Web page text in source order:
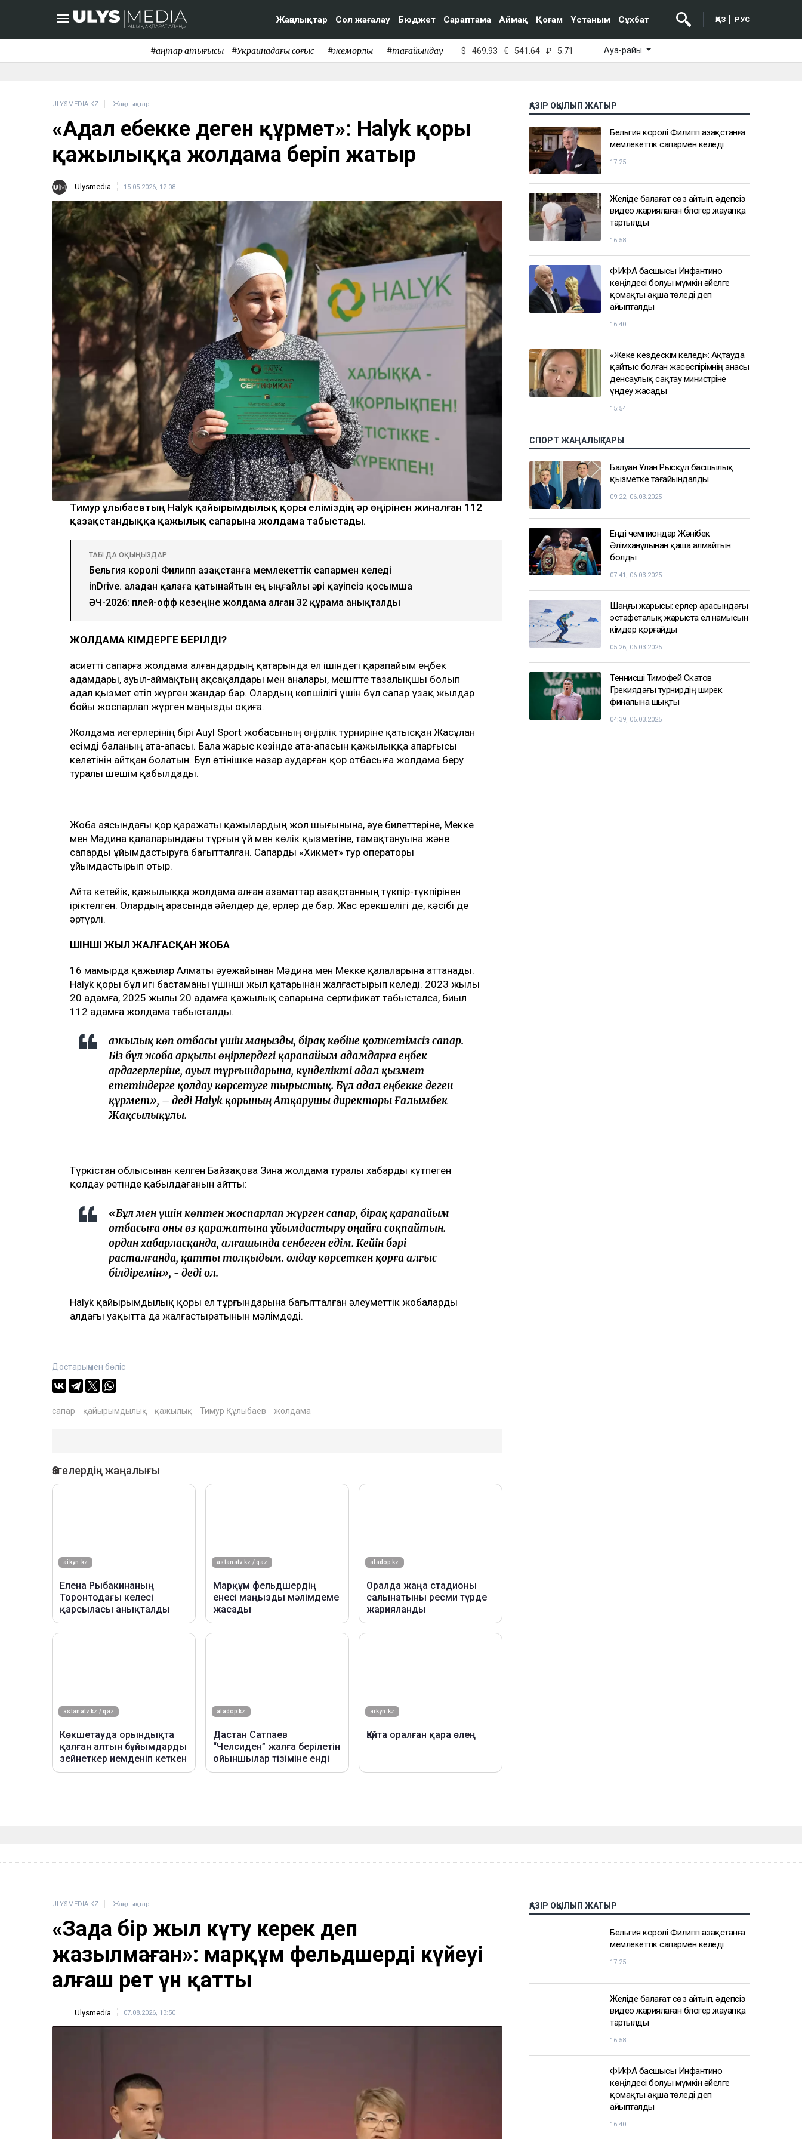
Жаңалықтар Сол жағалау Бюджет Сараптама Аймақ Қоғам Ұстаным Сұхбат ҚАЗ РУС
#қаңтар қақтығысы #Украинадағы соғыс #жемқорлық #тағайындау $ 469.93 € 541.64 ₽ 5.71 Ауа-райы
ULYSMEDIA.KZ Жаңалықтар
«Адал еңбекке деген құрмет»: Halyk қоры
қажылыққа жолдама беріп жатыр
Ulysmedia 15.05.2026, 12:08
Тимур Құлыбаевтың Halyk қайырымдылық қоры еліміздің әр өңірінен жиналған 112
қазақстандыққа қажылық сапарына жолдама табыстады.
ТАҒЫ ДА ОҚЫҢЫЗДАР
Бельгия королі Филипп Қазақстанға мемлекеттік сапармен келеді
inDrive. Қаладан қалаға қатынайтын ең ыңғайлы әрі қауіпсіз қосымша
ӘЧ-2026: плей-офф кезеңіне жолдама алған 32 құрама анықталды
ЖОЛДАМА КІМДЕРГЕ БЕРІЛДІ?
Қасиетті сапарға жолдама алғандардың қатарында ел ішіндегі қарапайым еңбек
адамдары, ауыл-аймақтың ақсақалдары мен аналары, мешітте тазалықшы болып
адал қызмет етіп жүрген жандар бар. Олардың көпшілігі үшін бұл сапар ұзақ жылдар
бойы жоспарлап жүрген маңызды оқиға.
Жолдама иегерлерінің бірі Auyl Sport жобасының өңірлік турниріне қатысқан Жасұлан
есімді баланың ата-апасы. Бала жарыс кезінде ата-апасын қажылыққа апарғысы
келетінін айтқан болатын. Бұл өтінішке назар аударған қор отбасыға жолдама беру
туралы шешім қабылдады.
Жоба аясындағы қор қаражаты қажылардың жол шығынына, әуе билеттеріне, Мекке
мен Мәдина қалаларындағы тұрғын үй мен көлік қызметіне, тамақтануына және
сапарды ұйымдастыруға бағытталған. Сапарды «Хикмет» тур операторы
ұйымдастырып отыр.
Айта кетейік, қажылыққа жолдама алған азаматтар Қазақстанның түкпір-түкпірінен
іріктелген. Олардың арасында әйелдер де, ерлер де бар. Жас ерекшелігі де, кәсібі де
әртүрлі.
ҮШІНШІ ЖЫЛ ЖАЛҒАСҚАН ЖОБА
16 мамырда қажылар Алматы әуежайынан Мәдина мен Мекке қалаларына аттанады.
Halyk қоры бұл игі бастаманы үшінші жыл қатарынан жалғастырып келеді. 2023 жылы
20 адамға, 2025 жылы 20 адамға қажылық сапарына сертификат табысталса, биыл
112 адамға жолдама табысталды.
Қажылық көп отбасы үшін маңызды, бірақ көбіне қолжетімсіз сапар.
Біз бұл жоба арқылы өңірлердегі қарапайым адамдарға еңбек
ардагерлеріне, ауыл тұрғындарына, күнделікті адал қызмет
ететіндерге қолдау көрсетуге тырыстық. Бұл адал еңбекке деген
құрмет», – дедіHalyk қорының Атқарушы директоры Ғалымбек
Жақсылықұлы.
Түркістан облысынан келген Байзақова Зина жолдама туралы хабарды күтпеген
қолдау ретінде қабылдағанын айтты:
«Бұл мен үшін көптен жоспарлап жүрген сапар, бірақ қарапайым
отбасыға оны өз қаражатына ұйымдастыру оңайға соқпайтын.
Қордан хабарласқанда, алғашында сенбеген едім. Кейін бәрі
расталғанда, қатты толқыдым. Қолдау көрсеткен қорға алғыс
білдіремін», - деді ол.
Halyk қайырымдылық қоры ел тұрғындарына бағытталған әлеуметтік жобаларды
алдағы уақытта да жалғастыратынын мәлімдеді.
Достарыңмен бөліс
сапар қайырымдылық қажылық Тимур Құлыбаев жолдама
ҚАЗІР ОҚЫЛЫП ЖАТЫР
Бельгия королі Филипп Қазақстанға
мемлекеттік сапармен келеді
17:25
Желіде балағат сөз айтып, әдепсіз
видео жариялаған блогер жауапқа
тартылды
16:58
ФИФА басшысы Инфантино
көңілдесі болуы мүмкін әйелге
қомақты ақша төледі деп
айыпталды
16:40
«Жеке кездескім келеді»: Ақтауда
қайтыс болған жасөспірімнің анасы
денсаулық сақтау министріне
үндеу жасады
15:54
СПОРТ ЖАҢАЛЫҚТАРЫ
Балуан Ұлан Рысқұл басшылық
қызметке тағайындалды
09:22, 06.03.2025
Енді чемпиондар Жәнібек
Әлімханұлынан қаша алмайтын
болды
07:41, 06.03.2025
Шаңғы жарысы: ерлер арасындағы
эстафеталық жарыста ел намысын
кімдер қорғайды
05:26, 06.03.2025
Теннисші Тимофей Скатов
Грекиядағы турнирдің ширек
финалына шықты
04:39, 06.03.2025
ULYSMEDIA.KZ Жаңалықтар
«Заңда бір жыл күту керек деп
жазылмаған»: марқұм фельдшердің күйеуі
алғаш рет үн қатты
Ulysmedia 07.08.2026, 13:50
ҚАЗІР ОҚЫЛЫП ЖАТЫР
Бельгия королі Филипп Қазақстанға
мемлекеттік сапармен келеді
17:25
Желіде балағат сөз айтып, әдепсіз
видео жариялаған блогер жауапқа
тартылды
16:58
ФИФА басшысы Инфантино
көңілдесі болуы мүмкін әйелге
қомақты ақша төледі деп
айыпталды
16:40